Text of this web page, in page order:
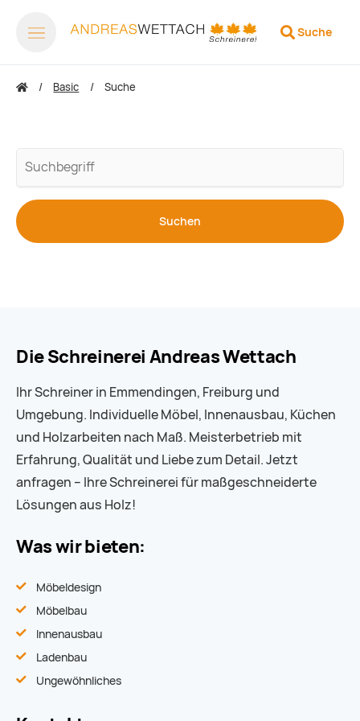
Suche
Basic Suche
Suchbegriffe
Suchen
Die Schreinerei Andreas Wettach
Ihr Schreiner in Emmendingen, Freiburg und
Umgebung. Individuelle Möbel, Innenausbau, Küchen
und Holzarbeiten nach Maß. Meisterbetrieb mit
Erfahrung, Qualität und Liebe zum Detail. Jetzt
anfragen – Ihre Schreinerei für maßgeschneiderte
Lösungen aus Holz!
Was wir bieten:
Möbeldesign
Möbelbau
Innenausbau
Ladenbau
Ungewöhnliches